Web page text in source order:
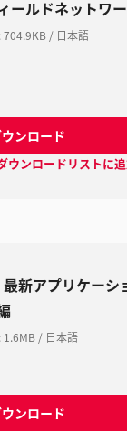
ールドネットワ
:704.9KB / 日本語
ンロード
ウンロードリストに
最新アプリケー
: 1.6MB / 日本語
ンロード